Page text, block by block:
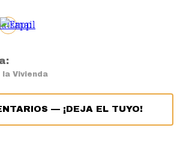
Vivienda
— ¡DEJA EL TUYO!